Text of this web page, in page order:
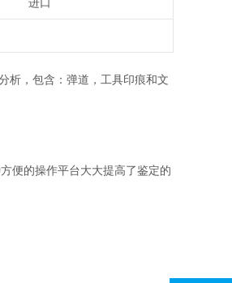
析，包含：弹道，工具印痕和文
便的操作平台大大提高了鉴定的